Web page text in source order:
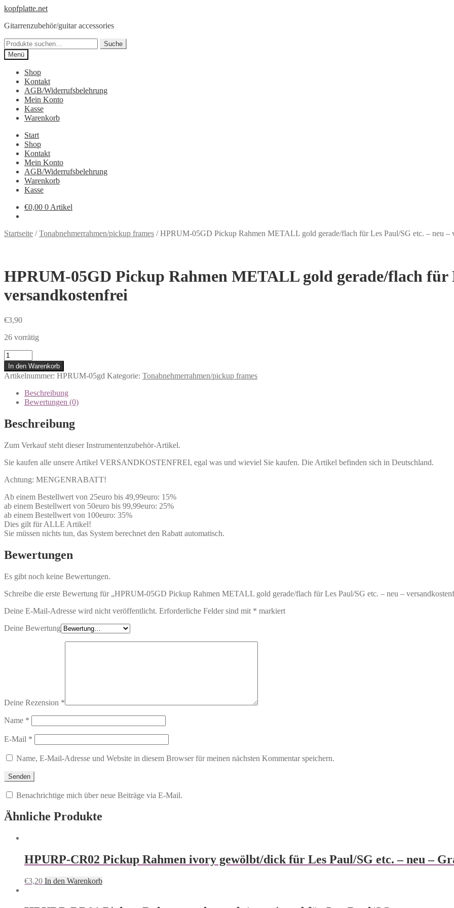
Zur
springen
Springe
Inhalt
kopfplatte.net
Gitarrenzubehör/guitar accessories
Suche
nach:
Suche
Menü
Shop
Kontakt
AGB/Widerrufsbelehrung
Mein Konto
Kasse
Warenkorb
Start
Shop
Kontakt
Mein Konto
AGB/Widerrufsbelehrung
Warenkorb
Kasse
€0,00 0 Artikel
Startseite /Tonabnehmerrahmen/pickup frames /HPRUM-05GD Pickup Rahmen METALL gold gerade/flach für Les Paul/SG etc. – neu –
HPRUM-05GD Pickup Rahmen METALL gold gerade/flach für
versandkostenfrei
€3,90
26 vorrätig
Anzahl
In den Warenkorb
Artikelnummer: HPRUM-05gd Kategorie: Tonabnehmerrahmen/pickup frames
Beschreibung
Bewertungen (0)
Beschreibung
Zum Verkauf steht dieser Instrumentenzubehör-Artikel.
Sie kaufen alle unsere Artikel VERSANDKOSTENFREI, egal was und wieviel Sie kaufen. Die Artikel befinden sich in Deutschland.
Achtung: MENGENRABATT!
Ab einem Bestellwert von 25euro bis 49,99euro: 15%
ab einem Bestellwert von 50euro bis 99,99euro: 25%
ab einem Bestellwert von 100euro: 35%
Dies gilt für ALLE Artikel!
Sie müssen nichts tun, das System berechnet den Rabatt automatisch.
Bewertungen
Es gibt noch keine Bewertungen.
Schreibe die erste Bewertung für „HPRUM-05GD Pickup Rahmen METALL gold gerade/flach für Les Paul/SG etc. – neu –
Deine E-Mail-Adresse wird nicht veröffentlicht. Erforderliche Felder sind mit * markiert
Deine Bewertung
Deine Rezension *
Name *
E-Mail *
Name, E-Mail-Adresse und Website in diesem Browser für meinen nächsten Kommentar speichern.
Benachrichtige mich über neue Beiträge via E-Mail.
Ähnliche Produkte
HPURP-CR02 Pickup Rahmen ivory gewölbt/dick für Les Paul/SG etc. – neu –
€3,20 In den Warenkorb